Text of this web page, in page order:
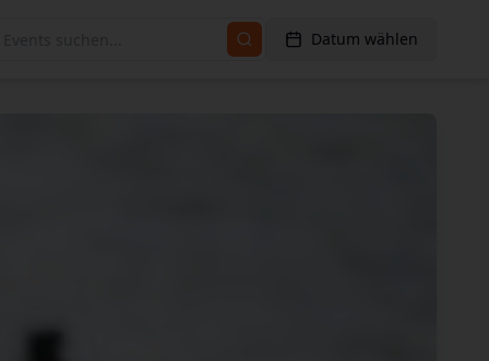
Datum wählen